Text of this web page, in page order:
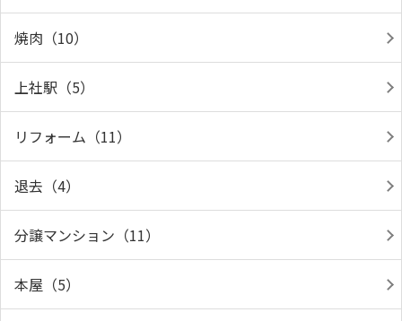
焼肉（10）
上社駅（5）
リフォーム（11）
退去（4）
分譲マンション（11）
本屋（5）